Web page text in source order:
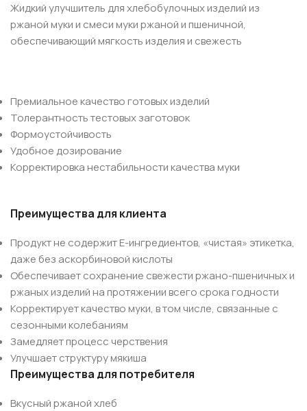
Жидкий улучшитель для хлебобулочных изделий из
ржаной муки и смеси муки ржаной и пшеничной,
обеспечивающий мягкость изделия и свежесть
Премиальное качество готовых изделий
Толерантность тестовых заготовок
Формоустойчивость
Удобное дозирование
Корректировка нестабильности качества муки
Преимущества для клиента
Продукт не содержит Е-ингредиентов, «чистая» этикетка,
даже без аскорбиновой кислоты
Обеспечивает сохранение свежести ржано-пшеничных и
ржаных изделий на протяжении всего срока годности
Корректирует качество муки, в том числе, связанные с
сезонными колебаниям
Замедляет процесс черствения
Улучшает структуру мякиша
Преимущества для потребителя
Вкусный ржаной хлеб